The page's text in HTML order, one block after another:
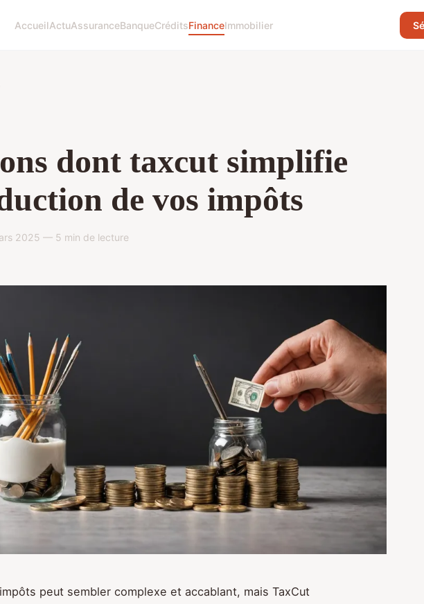
AccueilActuAssuranceBanqueCréditsFinanceImmobilier
dont taxcut simplifie
de vos impôts
2025 — 5 min de lecture
peut sembler complexe et accablant, mais TaxCut